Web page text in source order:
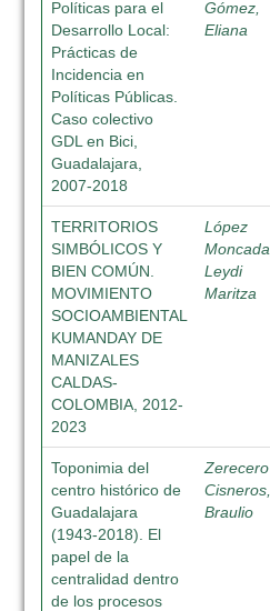
Políticas para el
Desarrollo Local:
Prácticas de
Incidencia en
Políticas Públicas.
Caso colectivo
GDL en Bici,
Guadalajara,
2007-2018
Gómez,
Eliana
TERRITORIOS
SIMBÓLICOS Y
BIEN COMÚN.
MOVIMIENTO
SOCIOAMBIENTAL
KUMANDAY DE
MANIZALES
CALDAS-
COLOMBIA, 2012-
2023
López
Moncada,
Leydi
Maritza
Toponimia del
centro histórico de
Guadalajara
(1943-2018). El
papel de la
centralidad dentro
de los procesos
Zerecero
Cisneros,
Braulio